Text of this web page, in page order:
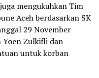
mengukuhkan Tim
Aceh berdasarkan SK
29 November
Yoen Zulkifli dan
untuk korban